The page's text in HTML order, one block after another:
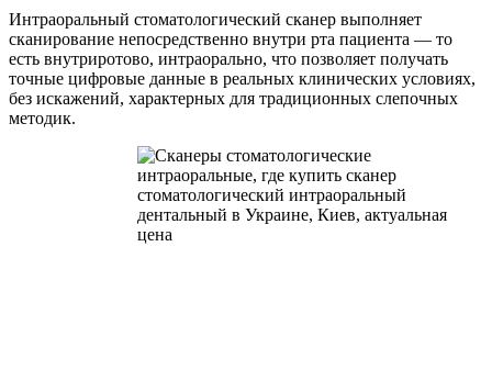
Интраоральный стоматологический сканер выполняет
сканирование непосредственно внутри рта пациента — то
есть внутриротово, интраорально, что позволяет получать
точные цифровые данные в реальных клинических условиях,
без искажений, характерных для традиционных слепочных
методик.